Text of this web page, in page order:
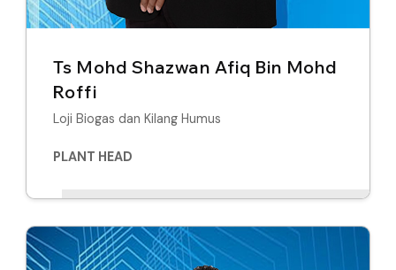
Ts Mohd Shazwan Afiq Bin Mohd
Roffi
Loji Biogas dan Kilang Humus
PLANT HEAD